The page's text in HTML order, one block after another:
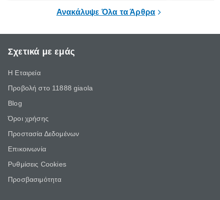
Ανακάλυψε Όλα τα Άρθρα
Σχετικά με εμάς
Η Εταιρεία
Προβολή στο 11888 giaola
Blog
Όροι χρήσης
Προστασία Δεδομένων
Επικοινωνία
Ρυθμίσεις Cookies
Προσβασιμότητα